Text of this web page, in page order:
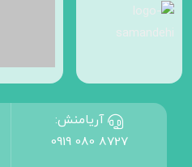
آریامنش:
0919 080 8727